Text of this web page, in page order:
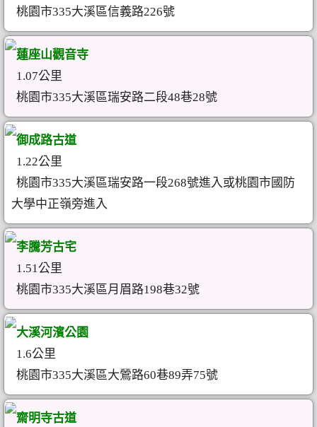
桃園市335大溪區信義路226號
蓮座山觀音寺
1.07公里
桃園市335大溪區瑞安路二段48巷28號
御成路古道
1.22公里
桃園市335大溪區瑞安路一段268號進入或桃園市國防
大學中正嶺旁進入
李騰芳古宅
1.51公里
桃園市335大溪區月眉路198巷32號
大溪河濱公園
1.6公里
桃園市335大溪區大鶯路60巷89弄75號
齋明寺古道